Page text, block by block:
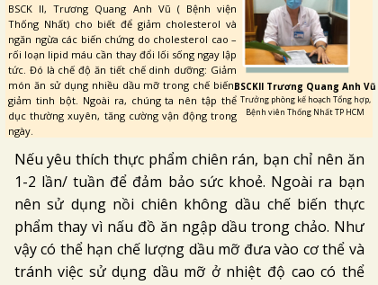
BSCK II, Trương Quang Anh Vũ ( Bệnh viện
Thống Nhất) cho biết để giảm cholesterol và
ngăn ngừa các biến chứng do cholesterol cao –
rối loạn lipid máu cần thay đổi lối sống ngay lập
tức. Đó là chế độ ăn tiết chế dinh dưỡng: Giảm
món ăn sử dụng nhiều dầu mỡ trong chế biến;
giảm tinh bột. Ngoài ra, chúng ta nên tập thể
dục thường xuyên, tăng cường vận động trong
ngày.
BSCKII Trương Quang Anh Vũ
Trưởng phòng kế hoạch Tổng hợp,
Bệnh viên Thống Nhất TP HCM
Nếu yêu thích thực phẩm chiên rán, bạn chỉ nên ăn
1-2 lần/ tuần để đảm bảo sức khoẻ. Ngoài ra bạn
nên sử dụng nồi chiên không dầu chế biến thực
phẩm thay vì nấu đồ ăn ngập dầu trong chảo. Như
vậy có thể hạn chế lượng dầu mỡ đưa vào cơ thể và
tránh việc sử dụng dầu mỡ ở nhiệt độ cao có thể